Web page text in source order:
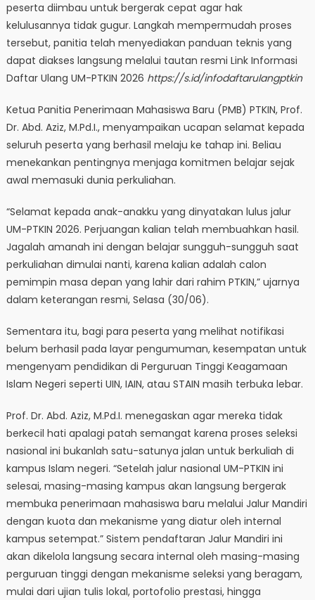
peserta diimbau untuk bergerak cepat agar hak
kelulusannya tidak gugur. Langkah mempermudah proses
tersebut, panitia telah menyediakan panduan teknis yang
dapat diakses langsung melalui tautan resmi Link Informasi
Daftar Ulang UM-PTKIN 2026 https://s.id/infodaftarulangptkin
​Ketua Panitia Penerimaan Mahasiswa Baru (PMB) PTKIN, Prof.
Dr. Abd. Aziz, M.Pd.I., menyampaikan ucapan selamat kepada
seluruh peserta yang berhasil melaju ke tahap ini. Beliau
menekankan pentingnya menjaga komitmen belajar sejak
awal memasuki dunia perkuliahan.
“Selamat kepada anak-anakku yang dinyatakan lulus jalur
UM-PTKIN 2026. Perjuangan kalian telah membuahkan hasil.
Jagalah amanah ini dengan belajar sungguh-sungguh saat
perkuliahan dimulai nanti, karena kalian adalah calon
pemimpin masa depan yang lahir dari rahim PTKIN,” ujarnya
dalam keterangan resmi, Selasa (30/06).
​Sementara itu, bagi para peserta yang melihat notifikasi
belum berhasil pada layar pengumuman, kesempatan untuk
mengenyam pendidikan di Perguruan Tinggi Keagamaan
Islam Negeri seperti UIN, IAIN, atau STAIN masih terbuka lebar.
Prof. Dr. Abd. Aziz, M.Pd.I. menegaskan agar mereka tidak
berkecil hati apalagi patah semangat karena proses seleksi
nasional ini bukanlah satu-satunya jalan untuk berkuliah di
kampus Islam negeri. “Setelah jalur nasional UM-PTKIN ini
selesai, masing-masing kampus akan langsung bergerak
membuka penerimaan mahasiswa baru melalui Jalur Mandiri
dengan kuota dan mekanisme yang diatur oleh internal
kampus setempat.” ​Sistem pendaftaran Jalur Mandiri ini
akan dikelola langsung secara internal oleh masing-masing
perguruan tinggi dengan mekanisme seleksi yang beragam,
mulai dari ujian tulis lokal, portofolio prestasi, hingga